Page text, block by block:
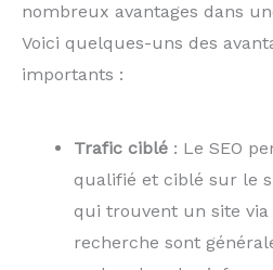
nombreux avantages dans
Voici quelques-uns des
importants :
Trafic ciblé : Le SEO
qualifié et ciblé sur le
qui trouvent un site
recherche sont